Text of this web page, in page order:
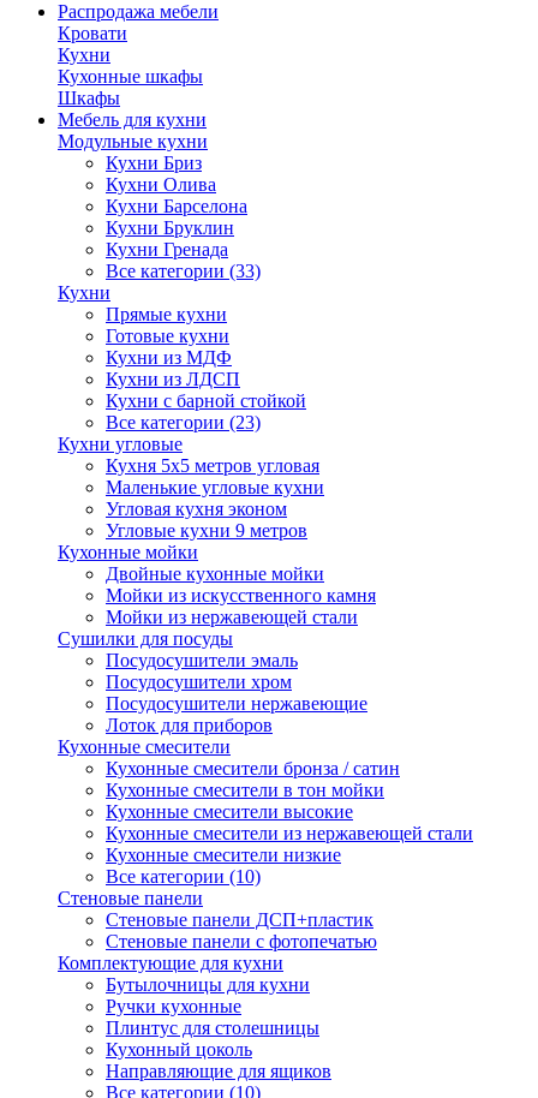
Распродажа мебели
Кровати
Кухни
Кухонные шкафы
Шкафы
Мебель для кухни
Модульные кухни
Кухни Бриз
Кухни Олива
Кухни Барселона
Кухни Бруклин
Кухни Гренада
Все категории (33)
Кухни
Прямые кухни
Готовые кухни
Кухни из МДФ
Кухни из ЛДСП
Кухни с барной стойкой
Все категории (23)
Кухни угловые
Кухня 5х5 метров угловая
Маленькие угловые кухни
Угловая кухня эконом
Угловые кухни 9 метров
Кухонные мойки
Двойные кухонные мойки
Мойки из искусственного камня
Мойки из нержавеющей стали
Сушилки для посуды
Посудосушители эмаль
Посудосушители хром
Посудосушители нержавеющие
Лоток для приборов
Кухонные смесители
Кухонные смесители бронза / сатин
Кухонные смесители в тон мойки
Кухонные смесители высокие
Кухонные смесители из нержавеющей стали
Кухонные смесители низкие
Все категории (10)
Стеновые панели
Стеновые панели ДСП+пластик
Стеновые панели с фотопечатью
Комплектующие для кухни
Бутылочницы для кухни
Ручки кухонные
Плинтус для столешницы
Кухонный цоколь
Направляющие для ящиков
Все категории (10)